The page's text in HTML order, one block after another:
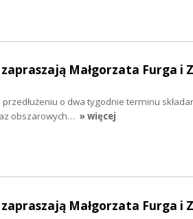
Małgorzata Furga i
o dwa tygodnie terminu
obszarowych… » więcej
Małgorzata Furga i